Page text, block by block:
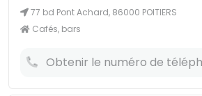
77 bd Pont Achard, 86000 POITIERS
Cafés, bars
Obtenir le numéro de